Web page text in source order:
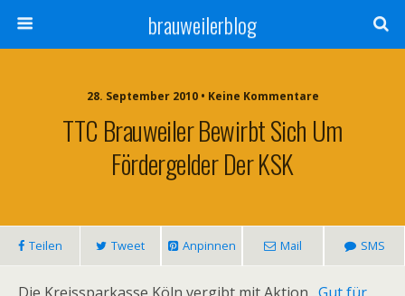
brauweilerblog
28. September 2010 • Keine Kommentare
TTC Brauweiler Bewirbt Sich Um
Fördergelder Der KSK
Teilen Tweet Anpinnen Mail SMS